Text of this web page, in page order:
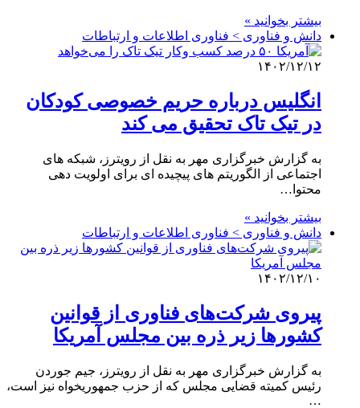
بیشتر بخوانید »
دانش و فناوری > فناوری اطلاعات و ارتباطات
۱۴۰۲/۱۲/۱۲
انگلیس درباره حریم خصوصی کودکان
در تیک تاک تحقیق می کند
به گزارش خبرگزاری مهر به نقل از رویترز، شبکه های
اجتماعی از الگوریتم های پیچیده ای برای اولویت دهی
محتوا…
بیشتر بخوانید »
دانش و فناوری > فناوری اطلاعات و ارتباطات
۱۴۰۲/۱۲/۱۰
پیروی شرکت‌های فناوری از قوانین
کشورها زیر ذره بین مجلس آمریکا
به گزارش خبرگزاری مهر به نقل از رویترز، جیم جوردن
رئیس کمیته قضایی مجلس که از حزب جمهوریخواه نیز است،
…